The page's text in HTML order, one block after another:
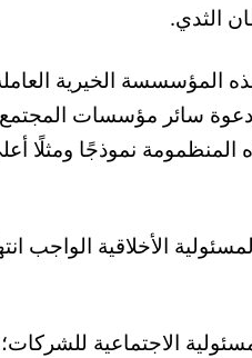
الثدي.
المؤسسسة الخيرية
سائر مؤسسات
نموذجًا ومثلًا
الأخلاقية الواجب
الاجتماعية